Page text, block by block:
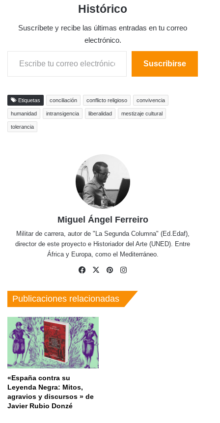
Histórico
Suscríbete y recibe las últimas entradas en tu correo
electrónico.
Escribe tu correo electrónico…
Suscribirse
Etiquetas conciliación conflicto religioso convivencia
humanidad intransigencia liberalidad mestizaje cultural
tolerancia
Miguel Ángel Ferreiro
Militar de carrera, autor de "La Segunda Columna" (Ed.Edaf),
director de este proyecto e Historiador del Arte (UNED). Entre
África y Europa, como el Mediterráneo.
Facebook
X Pinterest
Publicaciones relacionadas
«España contra su
Leyenda Negra: Mitos,
agravios y discursos » de
Javier Rubio Donzé